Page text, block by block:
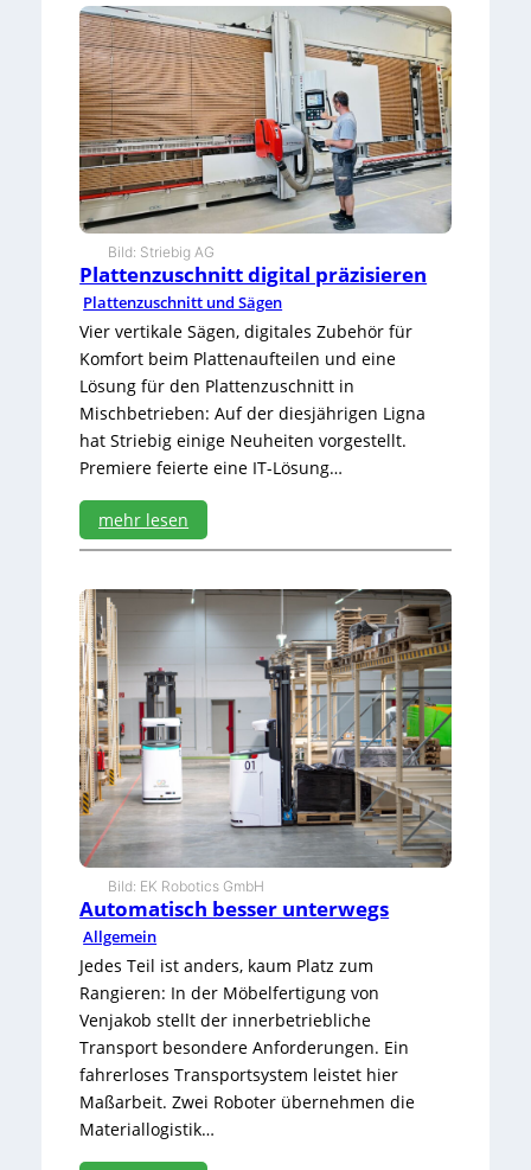
c
h
n
i
t
t
q
u
a
l
i
ä
t
i
n
e
r
i
e
Bild: Striebig AG
Plattenzuschnitt digital präzisieren
Plattenzuschnitt und Sägen
Vier vertikale Sägen, digitales Zubehör für
Komfort beim Plattenaufteilen und eine
Lösung für den Plattenzuschnitt in
Mischbetrieben: Auf der diesjährigen Ligna
hat Striebig einige Neuheiten vorgestellt.
Premiere feierte eine IT-Lösung…
mehr lesen
:
l
a
t
t
e
n
z
u
s
c
h
n
i
t
d
i
g
i
t
a
l
r
ä
z
Bild: EK Robotics GmbH
Automatisch besser unterwegs
Allgemein
Jedes Teil ist anders, kaum Platz zum
Rangieren: In der Möbelfertigung von
Venjakob stellt der innerbetriebliche
Transport besondere Anforderungen. Ein
fahrerloses Transportsystem leistet hier
Maßarbeit. Zwei Roboter übernehmen die
Materiallogistik…